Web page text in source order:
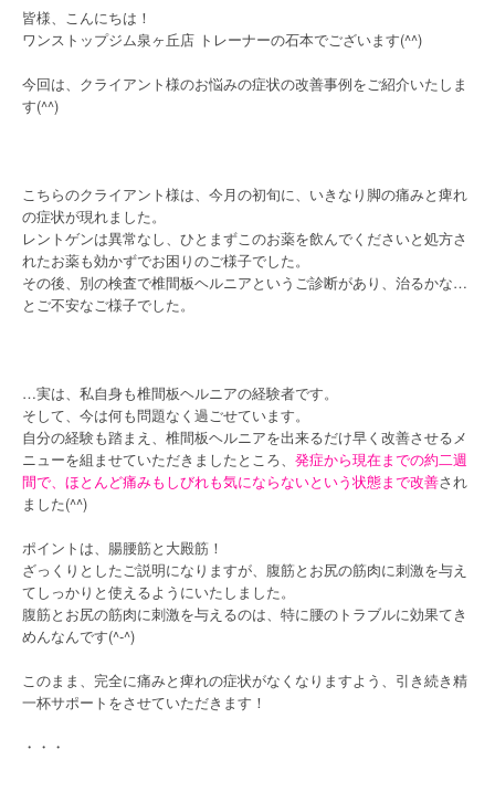
皆様、こんにちは！
ワンストップジム泉ヶ丘店 トレーナーの石本でございます(^^)
今回は、クライアント様のお悩みの症状の改善事例をご紹介いたしま
す(^^)
こちらのクライアント様は、今月の初旬に、いきなり脚の痛みと痺れ
の症状が現れました。
レントゲンは異常なし、ひとまずこのお薬を飲んでくださいと処方さ
れたお薬も効かずでお困りのご様子でした。
その後、別の検査で椎間板ヘルニアというご診断があり、治るかな…
とご不安なご様子でした。
…実は、私自身も椎間板ヘルニアの経験者です。
そして、今は何も問題なく過ごせています。
自分の経験も踏まえ、椎間板ヘルニアを出来るだけ早く改善させるメ
ニューを組ませていただきましたところ、 発症から現在までの約二週
間で、ほとんど痛みもしびれも気にならないという状態まで改善され
ました(^^)
ポイントは、腸腰筋と大殿筋！
ざっくりとしたご説明になりますが、腹筋とお尻の筋肉に刺激を与え
てしっかりと使えるようにいたしました。
腹筋とお尻の筋肉に刺激を与えるのは、特に腰のトラブルに効果てき
めんなんです(^-^)
このまま、完全に痛みと痺れの症状がなくなりますよう、引き続き精
一杯サポートをさせていただきます！
・・・